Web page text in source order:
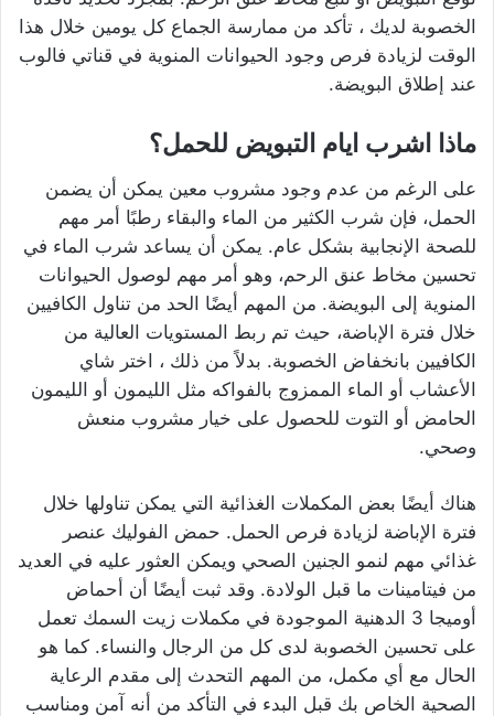
الخصوبة لديك ، تأكد من ممارسة الجماع كل يومين خلال هذا
الوقت لزيادة فرص وجود الحيوانات المنوية في قناتي فالوب
عند إطلاق البويضة.
ماذا اشرب ايام التبويض للحمل؟
على الرغم من عدم وجود مشروب معين يمكن أن يضمن
الحمل، فإن شرب الكثير من الماء والبقاء رطبًا أمر مهم
للصحة الإنجابية بشكل عام. يمكن أن يساعد شرب الماء في
تحسين مخاط عنق الرحم، وهو أمر مهم لوصول الحيوانات
المنوية إلى البويضة. من المهم أيضًا الحد من تناول الكافيين
خلال فترة الإباضة، حيث تم ربط المستويات العالية من
الكافيين بانخفاض الخصوبة. بدلاً من ذلك ، اختر شاي
الأعشاب أو الماء الممزوج بالفواكه مثل الليمون أو الليمون
الحامض أو التوت للحصول على خيار مشروب منعش
وصحي.
هناك أيضًا بعض المكملات الغذائية التي يمكن تناولها خلال
فترة الإباضة لزيادة فرص الحمل. حمض الفوليك عنصر
غذائي مهم لنمو الجنين الصحي ويمكن العثور عليه في العديد
من فيتامينات ما قبل الولادة. وقد ثبت أيضًا أن أحماض
أوميجا 3 الدهنية الموجودة في مكملات زيت السمك تعمل
على تحسين الخصوبة لدى كل من الرجال والنساء. كما هو
الحال مع أي مكمل، من المهم التحدث إلى مقدم الرعاية
الصحية الخاص بك قبل البدء في التأكد من أنه آمن ومناسب